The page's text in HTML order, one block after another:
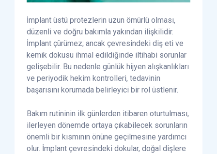
İmplant üstü protezlerin uzun ömürlü olması,
düzenli ve doğru bakımla yakından ilişkilidir.
İmplant çürümez; ancak çevresindeki diş eti ve
kemik dokusu ihmal edildiğinde iltihabi sorunlar
gelişebilir. Bu nedenle günlük hijyen alışkanlıkları
ve periyodik hekim kontrolleri, tedavinin
başarısını korumada belirleyici bir rol üstlenir.
Bakım rutininin ilk günlerden itibaren oturtulması,
ilerleyen dönemde ortaya çıkabilecek sorunların
önemli bir kısmının önüne geçilmesine yardımcı
olur. İmplant çevresindeki dokular, doğal dişlere